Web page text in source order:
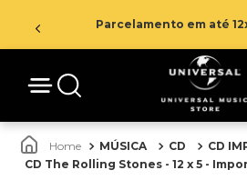
Parcelamento em até
MÚSICA CD
CD
CD The Rolling Stones - 12 x 5 -